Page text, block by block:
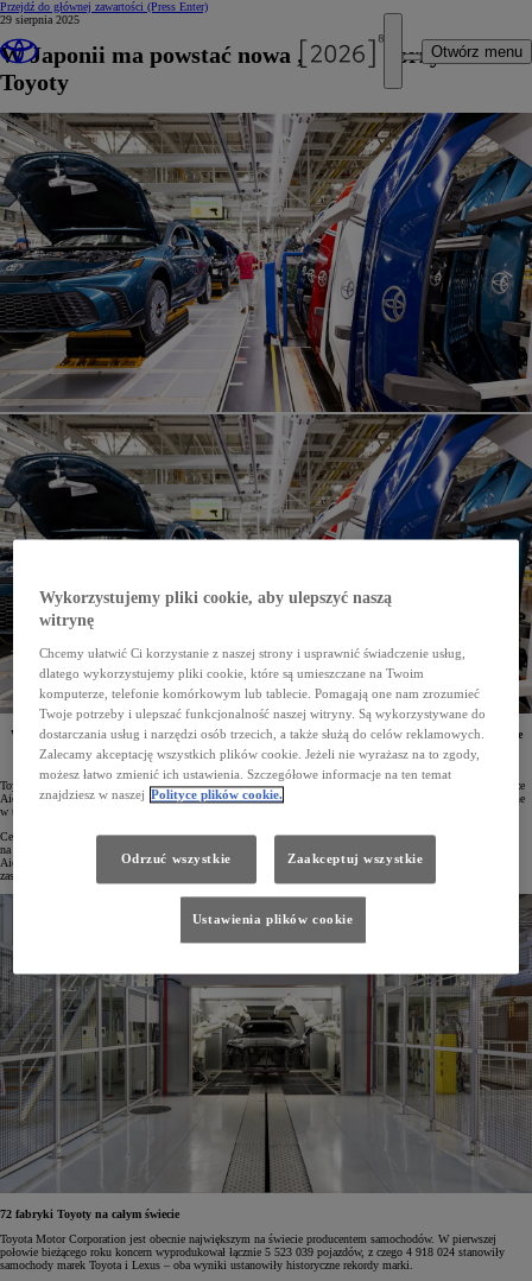
Przejdź do głównej zawartości (Press Enter)
Otwórz menu
29 sierpnia 2025
W Japonii ma powstać nowa „fabryka przyszłości”
Toyoty
W latach 30. XXI wieku Toyota planuje uruchomienie nowego zakładu produkcyjnego. W „fabryce
przyszłości” mają powstawać innowacyjne modele samochodów wytwarzane z zastosowaniem
najnowocześniejszych technologii.
Toyota zamierza wybudować nowy zakład produkcyjny w dzielnicy Teihoucho w mieście Toyota w prefekturze
Aichi. Fabryka miałaby rozpocząć działalność na początku lat 30. XXI wieku, a konkretne modele wytwarzane
w tym obiekcie na razie nie są jednak znane.
Celem powstania nowego zakładu jest utrzymanie rocznej zdolności produkcyjnej Toyoty w Japonii
na poziomie trzech milionów samochodów. Projekt realizowany jest we współpracy z władzami prefektury
Aichi, magistratem miasta Toyota oraz lokalną społecznością. Obiekt ma być „fabryką przyszłości”, w której
zastosowane zostaną najnowocześniejsze technologie produkcji.
72 fabryki Toyoty na całym świecie
Toyota Motor Corporation jest obecnie największym na świecie producentem samochodów. W pierwszej
połowie bieżącego roku koncern wyprodukował łącznie 5 523 039 pojazdów, z czego 4 918 024 stanowiły
samochody marek Toyota i Lexus – oba wyniki ustanowiły historyczne rekordy marki.
Wykorzystujemy pliki cookie, aby ulepszyć naszą
witrynę
Chcemy ułatwić Ci korzystanie z naszej strony i usprawnić świadczenie usług,
dlatego wykorzystujemy pliki cookie, które są umieszczane na Twoim
komputerze, telefonie komórkowym lub tablecie. Pomagają one nam zrozumieć
Twoje potrzeby i ulepszać funkcjonalność naszej witryny. Są wykorzystywane do
dostarczania usług i narzędzi osób trzecich, a także służą do celów reklamowych.
Zalecamy akceptację wszystkich plików cookie. Jeżeli nie wyrażasz na to zgody,
możesz łatwo zmienić ich ustawienia. Szczegółowe informacje na ten temat
znajdziesz w naszej Polityce plików cookie.
Odrzuć wszystkie Zaakceptuj wszystkie
Ustawienia plików cookie